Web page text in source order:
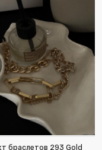
браслетов 293 Gold